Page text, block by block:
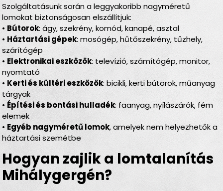
Szolgáltatásunk során a leggyakoribb nagyméretű
lomokat biztonságosan elszállítjuk:
• Bútorok: ágy, szekrény, komód, kanapé, asztal
• Háztartási gépek: mosógép, hűtőszekrény, tűzhely,
szárítógép
• Elektronikai eszközök: televízió, számítógép, monitor,
nyomtató
• Kerti és kültéri eszközök: bicikli, kerti bútorok, műanyag
tárgyak
• Építési és bontási hulladék: faanyag, nyílászárók, fém
elemek
• Egyéb nagyméretű lomok, amelyek nem helyezhetők a
háztartási szemétbe
Hogyan zajlik a lomtalanítás
Mihálygergén?